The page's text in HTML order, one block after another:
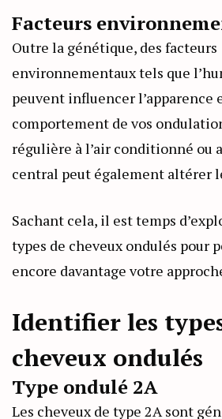
Facteurs
Outre la génétique, des facteurs
environnementaux tels que
peuvent influencer l’apparence
comportement de vos
régulière à l’air conditionné ou
central peut également altérer
Sachant cela, il est temps
types de cheveux ondulés pour
encore davantage votre
Identifier les
cheveux ondulés
Type ondulé 2A
Les cheveux de type 2A sont